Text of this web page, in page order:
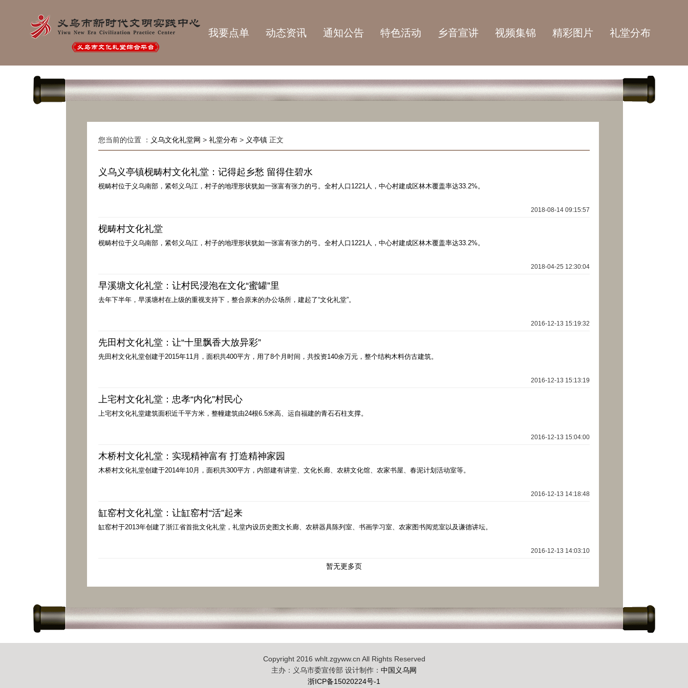
我要点单 动态资讯 通知公告 特色活动 乡音宣讲 视频集锦 精彩图片 礼堂分布
您当前的位置 ： 义乌文化礼堂网 > 礼堂分布 > 义亭镇 正文
义乌义亭镇枧畴村文化礼堂：记得起乡愁 留得住碧水
枧畴村位于义乌南部，紧邻义乌江，村子的地理形状犹如一张富有张力的弓。全村人口1221人，中心村建成区林木覆盖率达33.2%。
2018-08-14 09:15:57
枧畴村文化礼堂
枧畴村位于义乌南部，紧邻义乌江，村子的地理形状犹如一张富有张力的弓。全村人口1221人，中心村建成区林木覆盖率达33.2%。
2018-04-25 12:30:04
早溪塘文化礼堂：让村民浸泡在文化“蜜罐”里
去年下半年，早溪塘村在上级的重视支持下，整合原来的办公场所，建起了“文化礼堂”。
2016-12-13 15:19:32
先田村文化礼堂：让“十里飘香大放异彩”
先田村文化礼堂创建于2015年11月，面积共400平方，用了8个月时间，共投资140余万元，整个结构木料仿古建筑。
2016-12-13 15:13:19
上宅村文化礼堂：忠孝“内化”村民心
上宅村文化礼堂建筑面积近千平方米，整幢建筑由24根6.5米高、运自福建的青石石柱支撑。
2016-12-13 15:04:00
木桥村文化礼堂：实现精神富有 打造精神家园
木桥村文化礼堂创建于2014年10月，面积共300平方，内部建有讲堂、文化长廊、农耕文化馆、农家书屋、春泥计划活动室等。
2016-12-13 14:18:48
缸窑村文化礼堂：让缸窑村“活”起来
缸窑村于2013年创建了浙江省首批文化礼堂，礼堂内设历史图文长廊、农耕器具陈列室、书画学习室、农家图书阅览室以及谦德讲坛。
2016-12-13 14:03:10
暂无更多页
Copyright 2016 whlt.zgyww.cn All Rights Reserved
主办：义乌市委宣传部 设计制作： 中国义乌网
浙ICP备15020224号-1